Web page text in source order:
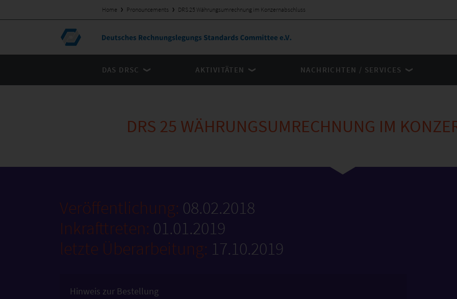
Home Pronouncements DRS 25 Währungsumrechnung im Konzernabschluss
DAS DRSC AKTIVITÄTEN NACHRICHTEN / SERVICES
DRS 25 WÄHRUNGSUMRECHNUNG IM
Veröffentlichung: 08.02.2018
Inkrafttreten: 01.01.2019
letzte Überarbeitung: 17.10.2019
Hinweis zur Bestellung